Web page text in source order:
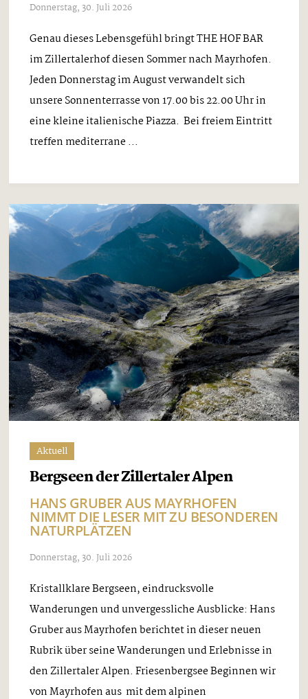
Donnerstag, 30. Juli 2026
Genau dieses Lebensgefühl bringt THE HOF BAR
im Zillertalerhof diesen Sommer nach Mayrhofen.
Jeden Donnerstag im August verwandelt sich
unsere Sonnenterrasse von 17.00 bis 22.00 Uhr in
eine kleine italienische Piazza. Bei freiem Eintritt
treffen mediterrane ...
Aktuell
Bergseen der Zillertaler Alpen
HANS GRUBER AUS MAYRHOFEN
NIMMT DIE LESER MIT ZU BESONDEREN
NATURPLÄTZEN
Donnerstag, 30. Juli 2026
Kristallklare Bergseen, eindrucksvolle
Wanderungen und unvergessliche Ausblicke: Hans
Gruber aus Mayrhofen berichtet in dieser neuen
Rubrik über seine Wanderungen und Erlebnisse in
den Zillertaler Alpen. Friesenbergsee Beginnen wir
von Mayrhofen aus mit dem alpinen